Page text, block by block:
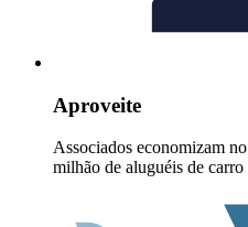
Aproveite
Associados economizam
milhão de aluguéis de carro